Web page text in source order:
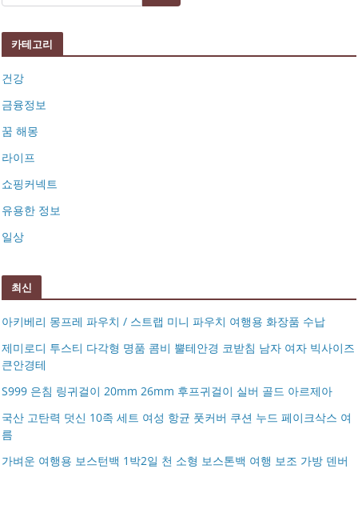
카테고리
건강
금융정보
꿈 해몽
라이프
쇼핑커넥트
유용한 정보
일상
최신
아키베리 몽프레 파우치 / 스트랩 미니 파우치 여행용 화장품 수납
제미로디 투스티 다각형 명품 콤비 뿔테안경 코받침 남자 여자 빅사이즈
큰안경테
S999 은침 링귀걸이 20mm 26mm 후프귀걸이 실버 골드 아르제아
국산 고탄력 덧신 10족 세트 여성 항균 풋커버 쿠션 누드 페이크삭스 여
름
가벼운 여행용 보스턴백 1박2일 천 소형 보스톤백 여행 보조 가방 덴버
아키베리 몽프레 파우치 / 스트랩 미니 파우치 여행용 화장
품 수납
제미로디 투스티 다각형 명품 콤비 뿔테안경 코받침 남자